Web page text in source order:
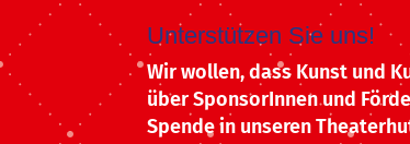
Unterstützen Sie uns!
Wir wollen, dass Kunst und
über SponsorInnen und
Spende in unseren